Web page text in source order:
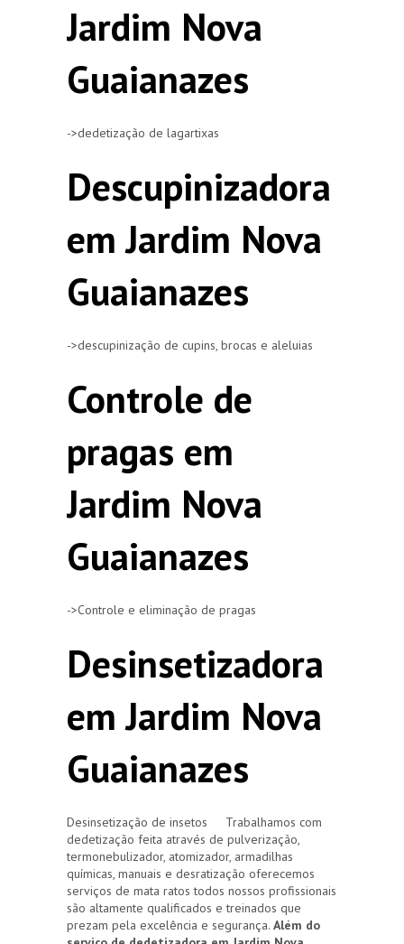
Jardim Nova
Guaianazes
->dedetização de lagartixas
Descupinizadora
em Jardim Nova
Guaianazes
->descupinização de cupins, brocas e aleluias
Controle de
pragas em
Jardim Nova
Guaianazes
->Controle e eliminação de pragas
Desinsetizadora
em Jardim Nova
Guaianazes
Desinsetização de insetos Trabalhamos com
dedetização feita através de pulverização,
termonebulizador, atomizador, armadilhas
químicas, manuais e desratização oferecemos
serviços de mata ratos todos nossos profissionais
são altamente qualificados e treinados que
prezam pela excelência e segurança. Além do